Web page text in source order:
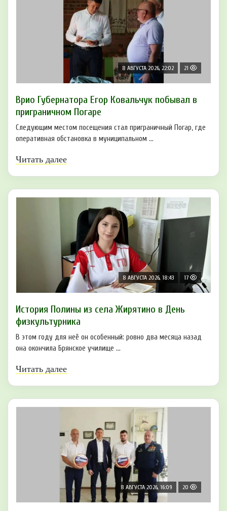
8 АВГУСТА 2026, 22:02 21
Врио Губернатора Егор Ковальчук побывал в
приграничном Погаре
Следующим местом посещения стал приграничный Погар, где
оперативная обстановка в муниципальном ...
Читать далее
8 АВГУСТА 2026, 18:43 17
История Полины из села Жирятино в День
физкультурника
В этом году для неё он особенный: ровно два месяца назад
она окончила Брянское училище ...
Читать далее
8 АВГУСТА 2026, 16:09 20